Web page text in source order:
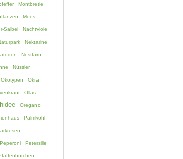
Montbretie
Moos
Salbei Nachtviole
Nektarine
Nestfarn
Nüssler
Ökotypen Okra
Ollas
Oregano
Palmkohl
Peperoni Petersilie